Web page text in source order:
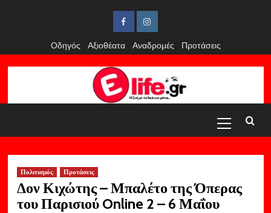
FacebookInstagram
Οδηγός
Αξιοθέατα Αναδρομές Προτάσεις
Menu
Πολιτισμός Προτάσεις
Δον Κιχώτης – Μπαλέτο της Όπερας
του Παρισιού Online 2 – 6 Μαΐου